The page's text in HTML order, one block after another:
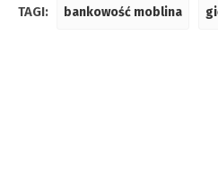
TAGI: bankowość moblina